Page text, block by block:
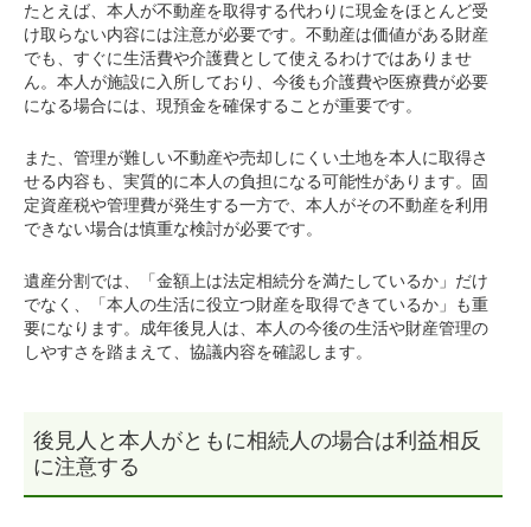
たとえば、本人が不動産を取得する代わりに現金をほとんど受
け取らない内容には注意が必要です。不動産は価値がある財産
でも、すぐに生活費や介護費として使えるわけではありませ
ん。本人が施設に入所しており、今後も介護費や医療費が必要
になる場合には、現預金を確保することが重要です。
また、管理が難しい不動産や売却しにくい土地を本人に取得さ
せる内容も、実質的に本人の負担になる可能性があります。固
定資産税や管理費が発生する一方で、本人がその不動産を利用
できない場合は慎重な検討が必要です。
遺産分割では、「金額上は法定相続分を満たしているか」だけ
でなく、「本人の生活に役立つ財産を取得できているか」も重
要になります。成年後見人は、本人の今後の生活や財産管理の
しやすさを踏まえて、協議内容を確認します。
後見人と本人がともに相続人の場合は利益相反
に注意する